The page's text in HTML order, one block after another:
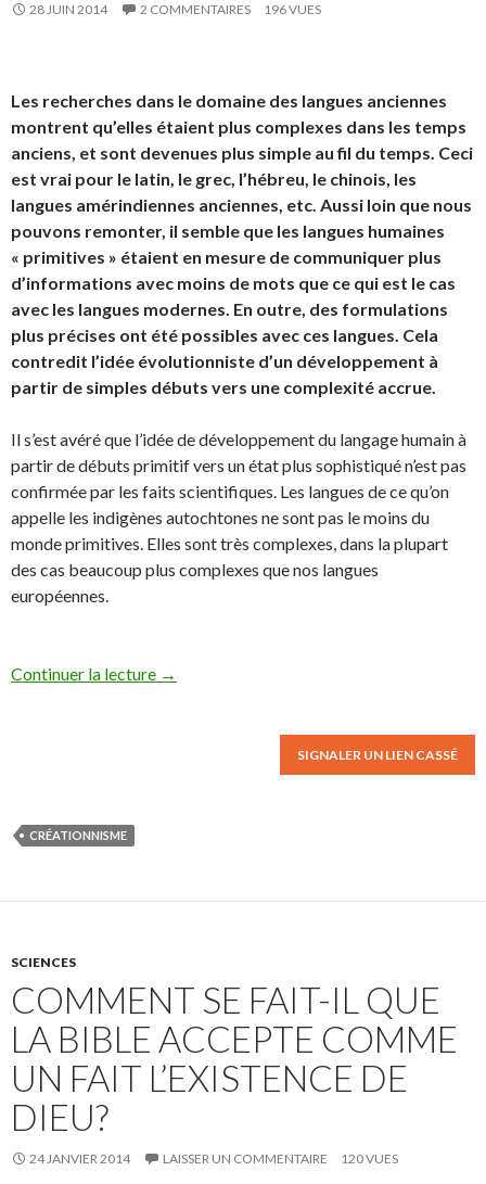
28 JUIN 2014 2 COMMENTAIRES 196 VUES
Les recherches dans le domaine des langues anciennes
montrent qu’elles étaient plus complexes dans les temps
anciens, et sont devenues plus simple au fil du temps. Ceci
est vrai pour le latin, le grec, l’hébreu, le chinois, les
langues amérindiennes anciennes, etc. Aussi loin que nous
pouvons remonter, il semble que les langues humaines
« primitives » étaient en mesure de communiquer plus
d’informations avec moins de mots que ce qui est le cas
avec les langues modernes. En outre, des formulations
plus précises ont été possibles avec ces langues. Cela
contredit l’idée évolutionniste d’un développement à
partir de simples débuts vers une complexité accrue.
Il s’est avéré que l’idée de développement du langage humain à
partir de débuts primitif vers un état plus sophistiqué n’est pas
confirmée par les faits scientifiques. Les langues de ce qu’on
appelle les indigènes autochtones ne sont pas le moins du
monde primitives. Elles sont très complexes, dans la plupart
des cas beaucoup plus complexes que nos langues
européennes.
Continuer la lecture →
SIGNALER UN LIEN CASSÉ
CRÉATIONNISME
SCIENCES
COMMENT SE FAIT-IL QUE
LA BIBLE ACCEPTE COMME
UN FAIT L’EXISTENCE DE
DIEU?
24 JANVIER 2014 LAISSER UN COMMENTAIRE 120 VUES